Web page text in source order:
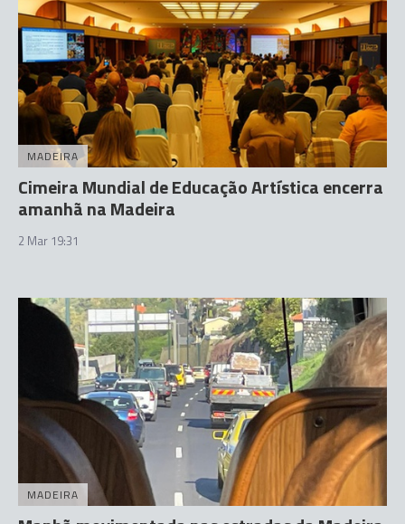
MADEIRA
Cimeira Mundial de Educação Artística encerra
amanhã na Madeira
2 Mar 19:31
MADEIRA